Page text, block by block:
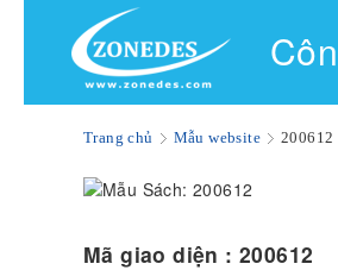
Trang chủ Mẫu website 200612
Mã giao diện :200612